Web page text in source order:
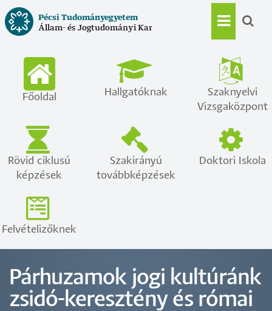
Ugrás
a
tartalomra
Pécsi Tudományegyetem
Állam- és Jogtudományi Kar
Main
Főoldal Hallgatóknak
Szaknyelvi
Vizsgaközpont
Rövid ciklusú
képzések
Szakirányú
továbbképzések
Doktori Iskola
Felvételizőknek
Párhuzamok jogi kultúránk
zsidó-keresztény és római